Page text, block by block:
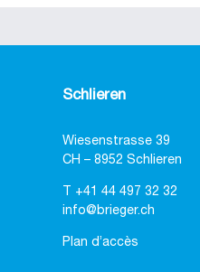
Schlieren
Wiesenstrasse 39
CH – 8952 Schlieren
+41 44 497 32 32
info@brieger.ch
Plan d’accès